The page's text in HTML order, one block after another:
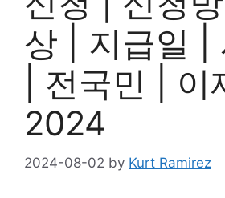
상 | 지급일 |
| 전국민 | 이
2024
2024-08-02 by Kurt Ramirez